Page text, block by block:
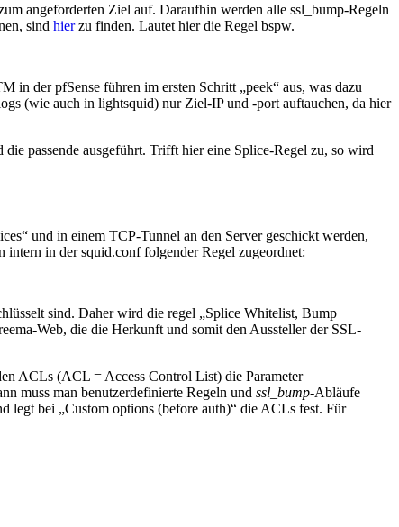
angeforderten Ziel auf. Daraufhin werden alle ssl_bump-Regeln
sind hierzu finden. Lautet hier die Regel bspw.
der pfSense führen im ersten Schritt „peek“ aus, was dazu
(wie auch in lightsquid) nur Ziel-IP und -port auftauchen, da hier
passende ausgeführt. Trifft hier eine Splice-Regel zu, so wird
und in einem TCP-Tunnel an den Server geschickt werden,
intern in der squid.conf folgender Regel zugeordnet:
sind. Daher wird die regel „Splice Whitelist, Bump
Web, die die Herkunft und somit den Aussteller der SSL-
ACLs (ACL = Access Control List) die Parameter
muss man benutzerdefinierte Regeln und ssl_bump-Abläufe
legt bei „Custom options (before auth)“ die ACLs fest. Für